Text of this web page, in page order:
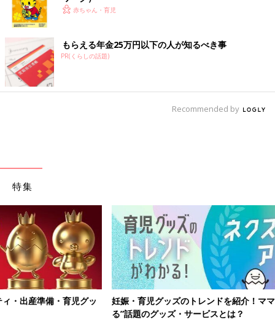
赤ちゃん・育児
もらえる年金25万円以下の人が知るべき事
PR(くらしの話題)
Recommended by
特集
妊娠・育児グッズのトレンドを紹介！ママ・パパの間で“今きてい
る”話題のグッズ・サービスとは？